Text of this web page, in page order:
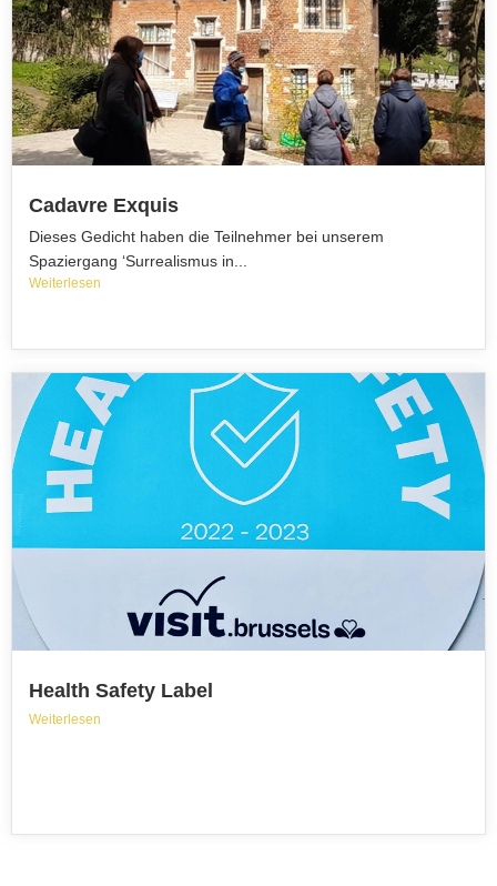
Cadavre Exquis
Dieses Gedicht haben die Teilnehmer bei unserem
Spaziergang ‘Surrealismus in...
Weiterlesen
Health Safety Label
Weiterlesen